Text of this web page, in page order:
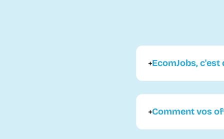
EcomJobs, c'est
Comment vos